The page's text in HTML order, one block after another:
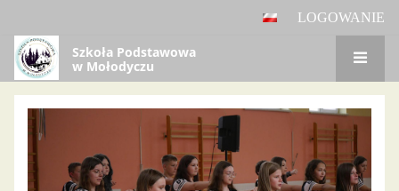
LOGOWANIE
Szkoła Podstawowa
w Mołodyczu
Panel
główny